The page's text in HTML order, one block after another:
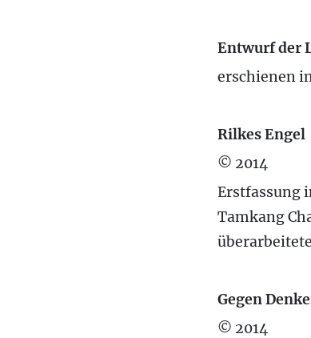
Entwurf der
erschienen
Rilkes Engel
© 2014
Erstfassung
Tamkang
Gegen
© 2014